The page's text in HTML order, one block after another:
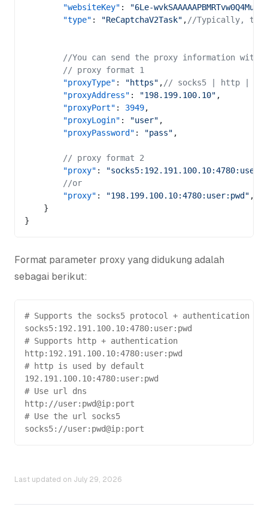
        "websiteKey"
:
"6Le-
        "type"
: "ReCaptchaV2Task" , //Typically, task
//You can send the proxy information with
        // proxy format 1
        "proxyType"
: "https" , // socks5 | http |
        "proxyAddress"
: "198.199.100.10" ,
        "proxyPort"
: 3949,
        "proxyLogin"
: "user" ,
        "proxyPassword"
: "pass" ,
        // proxy format 2
        "proxy"
:
        //or
        "proxy"
: "198.199.100.10:4780:user:pwd" ,
    }
}
Format parameter proxy yang didukung adalah
sebagai berikut:
# Supports the socks5 protocol + authentication
socks5:192.191.100.10:4780:user:pwd
# Supports http + authentication
http:192.191.100.10:4780:user:pwd
# http is used by default
192.191.100.10:4780:user:pwd
# Use url dns
http://user:pwd@ip:port
# Use the url socks5
socks5://user:pwd@ip:port
Last updated on July 29, 2026